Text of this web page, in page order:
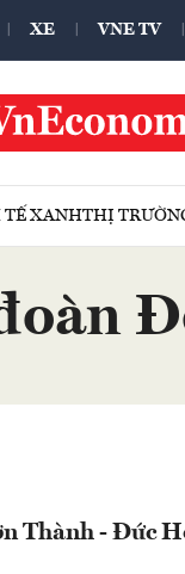
XE VNE TV
XANHTHỊ
Thành - Đức